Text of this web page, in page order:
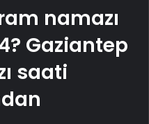
namazı
Gaziantep
saati